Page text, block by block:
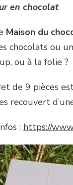
en chocolat
Maison du
chocolats ou
ou à la folie ?
de 9 pièces
recouvert
: https://